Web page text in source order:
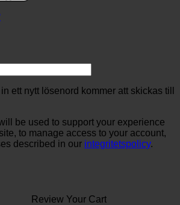
ett nytt lösenord kommer att skickas till
be used to support your experience
to manage access to your account,
described in our integritetspolicy.
Review Your Cart